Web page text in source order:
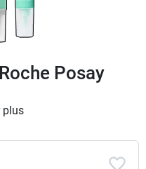
Posay
plus